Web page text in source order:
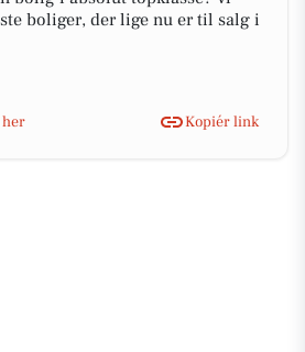
boliger, der lige nu er til salg i
Kopiér link